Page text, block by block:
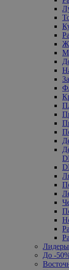
До -